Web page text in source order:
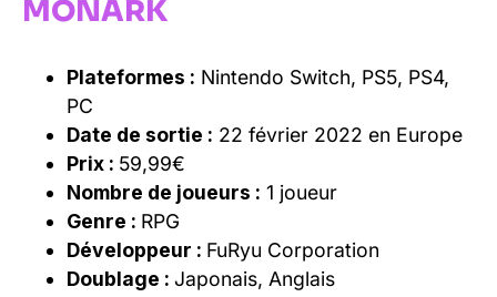
MONARK
Plateformes : Nintendo Switch, PS5, PS4,
PC
Date de sortie : 22 février 2022 en Europe
Prix : 59,99€
Nombre de joueurs : 1 joueur
Genre : RPG
Développeur : FuRyu Corporation
Doublage : Japonais, Anglais